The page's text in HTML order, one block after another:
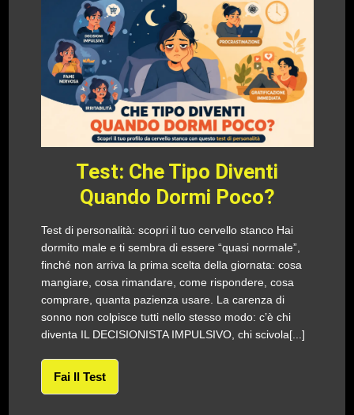
Test: Che Tipo Diventi
Quando Dormi Poco?
Test di personalità: scopri il tuo cervello stanco Hai
dormito male e ti sembra di essere “quasi normale”,
finché non arriva la prima scelta della giornata: cosa
mangiare, cosa rimandare, come rispondere, cosa
comprare, quanta pazienza usare. La carenza di
sonno non colpisce tutti nello stesso modo: c’è chi
diventa IL DECISIONISTA IMPULSIVO, chi scivola[...]
Fai Il Test